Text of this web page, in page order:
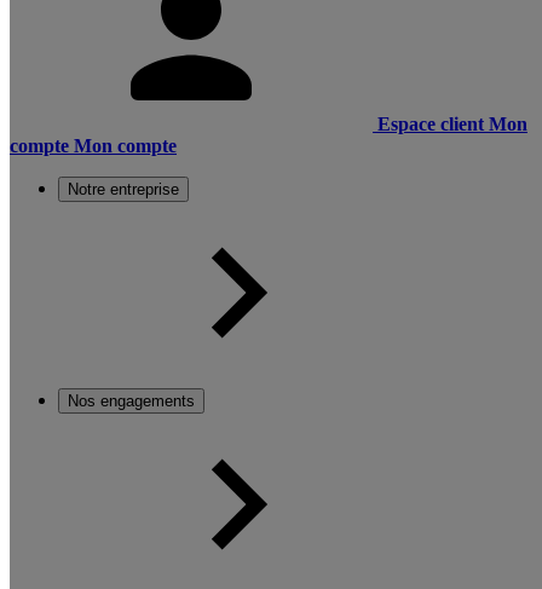
Espace client Mon
compte Mon compte
Notre entreprise
Nos engagements